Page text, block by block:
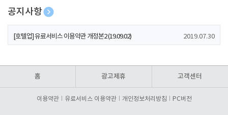
공지사항
[호텔업] 개인정보 처리방침 개정본1 (19.09.02)
[호텔업] 유료서비스 이용약관 개정본2 (19.09.02) 2019.07.30
홈 광고제휴 고객센터
이용약관 유료서비스 이용약관 개인정보처리방침 PC버전